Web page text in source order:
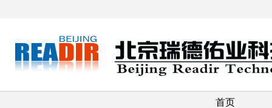
首页